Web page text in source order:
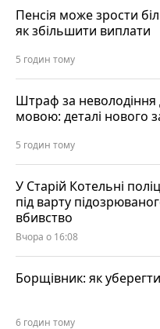
Пенсія може зрости
як збільшити виплати
5 годин тому
Штраф за
мовою: деталі нового
5 годин тому
У Старій Котельні
під варту
вбивство
Вчора о 16:08
Борщівник: як
6 годин тому